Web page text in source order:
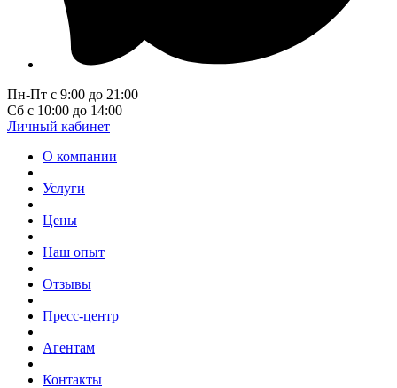
Пн-Пт с 9:00 до 21:00
Сб с 10:00 до 14:00
Личный кабинет
О компании
Услуги
Цены
Наш опыт
Отзывы
Пресс-центр
Агентам
Контакты